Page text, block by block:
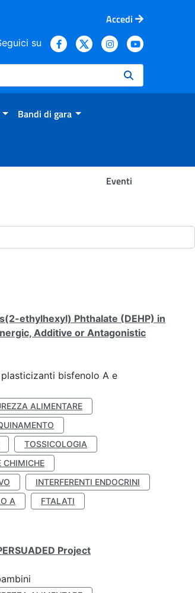
Accedi
su
Bandi di gara
Eventi
ethylhexyl) Phthalate (DEHP) in
Additive or Antagonistic
bisfenolo A e
ALIMENTARE
TOSSICOLOGIA
CHIMICHE
INTERFERENTI ENDOCRINI
A
FTALATI
Project